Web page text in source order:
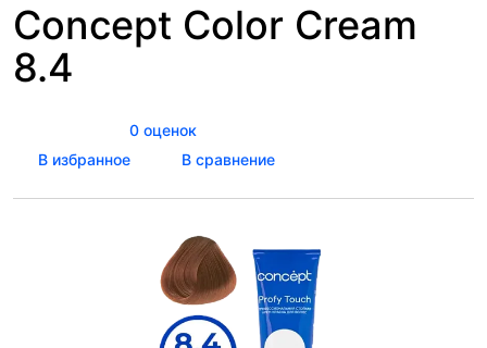
Concept Color Cream
8.4
0 оценок
В избранное
В сравнение